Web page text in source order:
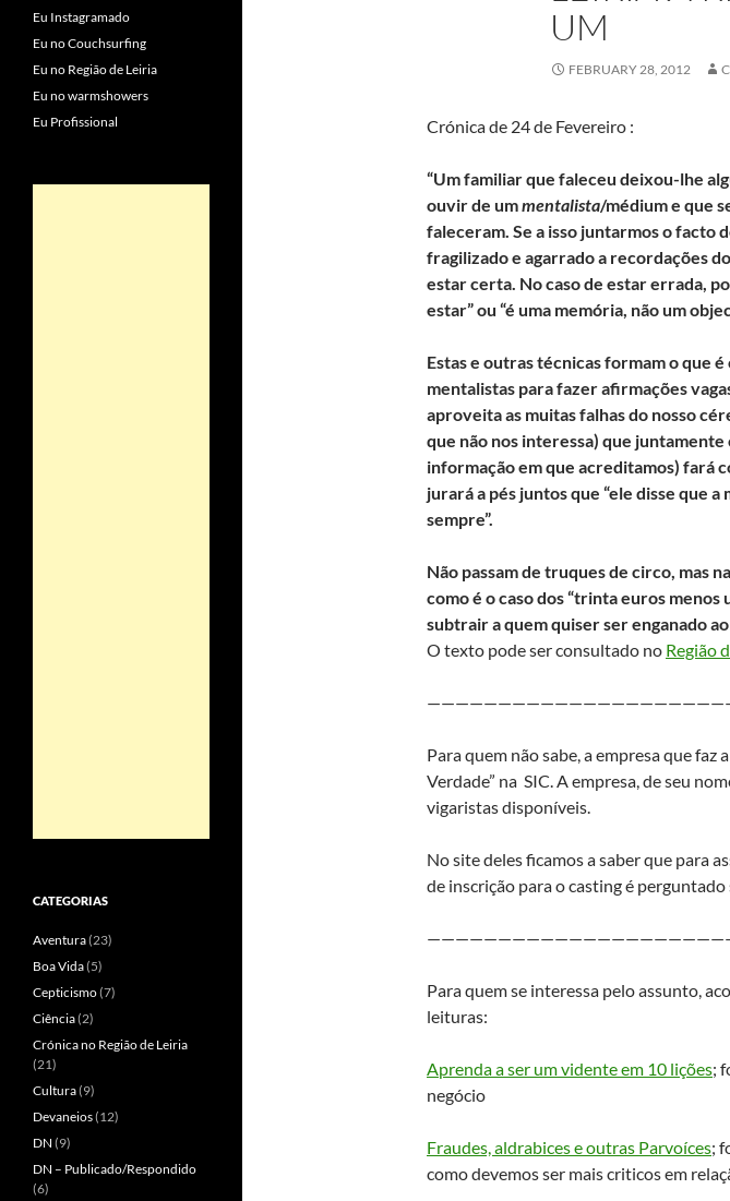
UM
FEBRUARY 28, 2012
Crónica de 24 de Fevereiro :
“Um familiar que faleceu deixou-lhe
ouvir de ummentalista/médium e que
faleceram. Se a isso juntarmos o facto
fragilizado e agarrado a recordações
estar certa. No caso de estar errada,
estar” ou “é uma memória, não um
Estas e outras técnicas formam o que
mentalistas para fazer afirmações
aproveita as muitas falhas do nosso
que não nos interessa) que juntamente
informação em que acreditamos) fará
jurará a pés juntos que “ele disse que
sempre”.
Não passam de truques de circo, mas
como é o caso dos “trinta euros menos
subtrair a quem quiser ser enganado
O texto pode ser consultado no Região
Para quem não sabe, a empresa que faz
Verdade” na SIC. A empresa, de seu
vigaristas disponíveis.
No site deles ficamos a saber que para
de inscrição para o casting é
Para quem se interessa pelo assunto,
leituras:
Aprenda a ser um vidente em 10 lições;
negócio
Fraudes, aldrabices e outras Parvoíces;
como devemos ser mais criticos em
Eu Instagramado
Eu no Couchsurfing
Eu no Região de Leiria
Eu no warmshowers
Eu Profissional
CATEGORIAS
Aventura(23)
Boa Vida(5)
Cepticismo(7)
Ciência(2)
Crónica no Região de Leiria
(21)
Cultura(9)
Devaneios(12)
DN (9)
DN – Publicado/Respondido
(6)